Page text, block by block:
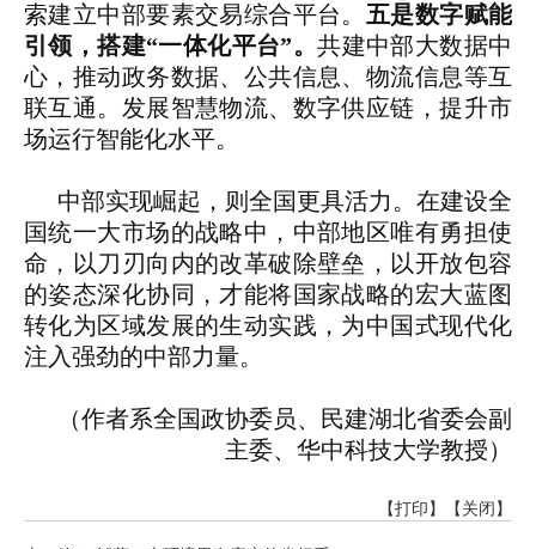
索建立中部要素交易综合平台。 五是数字赋能
引领，搭建“一体化平台”。共建中部大数据中
心，推动政务数据、公共信息、物流信息等互
联互通。发展智慧物流、数字供应链，提升市
场运行智能化水平。
中部实现崛起，则全国更具活力。在建设全
国统一大市场的战略中，中部地区唯有勇担使
命，以刀刃向内的改革破除壁垒，以开放包容
的姿态深化协同，才能将国家战略的宏大蓝图
转化为区域发展的生动实践，为中国式现代化
注入强劲的中部力量。
（作者系全国政协委员、民建湖北省委会副
主委、华中科技大学教授）
【打印】 【关闭】